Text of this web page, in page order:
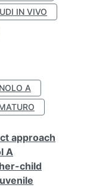
IN VIVO
A
approach
A
child